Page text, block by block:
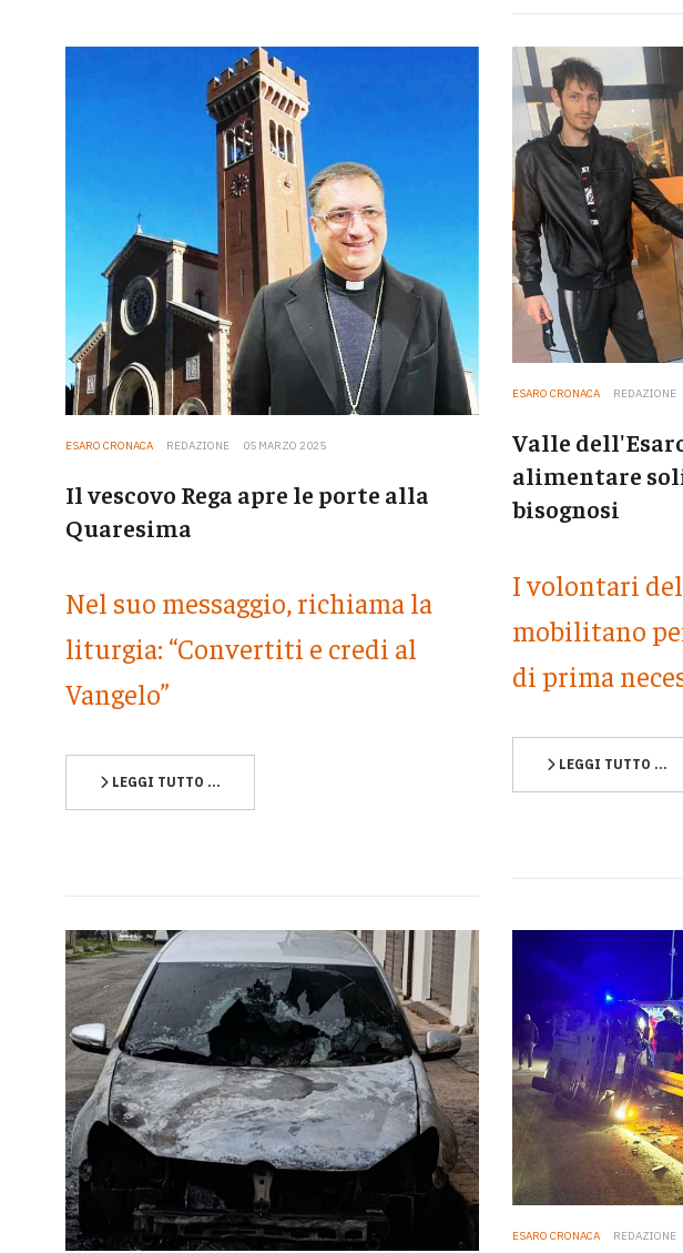
ESARO CRONACA REDAZIONE 05 MARZO 2025
Il vescovo Rega apre le porte alla
Quaresima
Nel suo messaggio, richiama la
liturgia: “Convertiti e credi al
Vangelo”
LEGGI TUTTO …
ESARO CRONACA REDAZIONE
Valle
alimentare
bisognosi
I volontari
mobilitano
di prima
LEGGI TUTTO …
ESARO CRONACA REDAZIONE